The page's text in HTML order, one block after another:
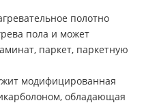
полотно
пола и может
паркет, паркетную
модифицированная
обладающая